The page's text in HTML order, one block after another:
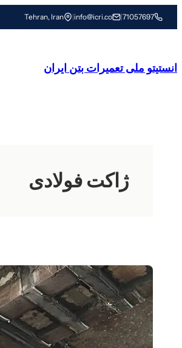
رفتن
به
71057697
|
info@icri.co
|
Tehran, Iran
انستیتو ملی تعمیرات بتن ایران
ژاکت فولادی